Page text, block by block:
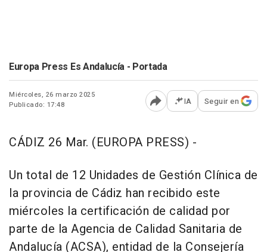
Europa Press Es Andalucía - Portada
Miércoles, 26 marzo 2025
Publicado: 17:48
Abrir opciones para
IA Seguir en
CÁDIZ 26 Mar. (EUROPA PRESS) -
Un total de 12 Unidades de Gestión Clínica de
la provincia de Cádiz han recibido este
miércoles la certificación de calidad por
parte de la Agencia de Calidad Sanitaria de
Andalucía (ACSA), entidad de la Consejería